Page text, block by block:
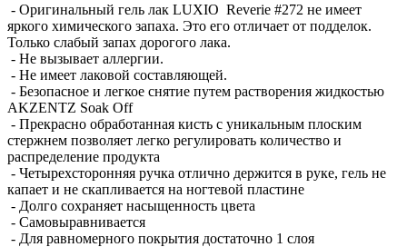
- Оригинальный гель лак LUXIO Reverie #272 не имеет
яркого химического запаха. Это его отличает от подделок.
Только слабый запах дорогого лака.
- Не вызывает аллергии.
- Не имеет лаковой составляющей.
- Безопасное и легкое снятие путем растворения жидкостью
AKZENTZ Soak Off
- Прекрасно обработанная кисть с уникальным плоским
стержнем позволяет легко регулировать количество и
распределение продукта
- Четырехсторонняя ручка отлично держится в руке, гель не
капает и не скапливается на ногтевой пластине
- Долго сохраняет насыщенность цвета
- Самовыравнивается
- Для равномерного покрытия достаточно 1 слоя